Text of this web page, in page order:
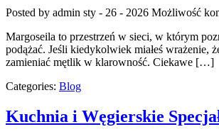
Posted by admin sty - 26 - 2026 Możliwość
Margoseila to przestrzeń w sieci, w którym
podążać. Jeśli kiedykolwiek miałeś wrażenie,
zamieniać mętlik w klarowność. Ciekawe […]
Categories: Blog
Kuchnia i Węgierskie